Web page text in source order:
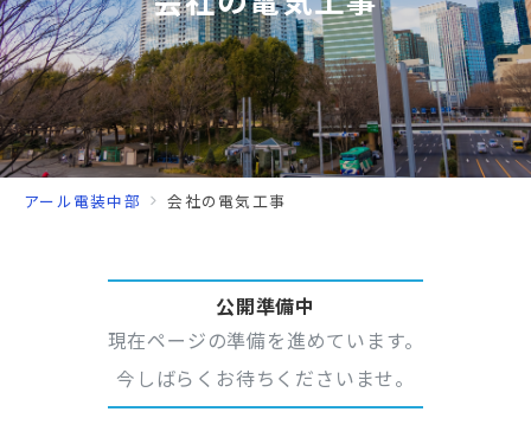
アール電装中部 会社の電気工事
公開準備中
現在ページの準備を進めています。
今しばらくお待ちくださいませ。